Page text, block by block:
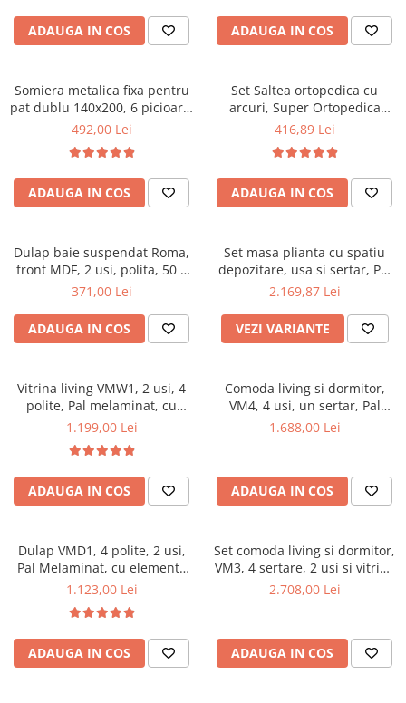
Set mese si scaune gradinita
Mobilier copii
Scaune birou pentru copii
Saltele patuturi copii
Seturi comode living si dormitor
ADAUGA IN COS
FDC2, tapiterie catifea, 90 kg,
bej
ADAUGA IN COS
Somiera metalica fixa pentru
pat dublu 140x200, 6 picioare,
32 lamele lemn fag, benzi
negru
492,00 Lei
ADAUGA IN COS
Set Saltea ortopedica cu
arcuri, Super Ortopedica
Sofia, 90x200x20cm, fermitate
Bonell, fata vara-iarna, sistem
aerisire cu butoni, Saltex plus
perna matlasata, antialergica,
50x70cm
416,89 Lei
ADAUGA IN COS
Dulap baie suspendat Roma,
front MDF, 2 usi, polita, 50 x
68 cm, alb
371,00 Lei
ADAUGA IN COS
Set masa plianta cu spatiu
depozitare, usa si sertar, Pal
Melaminat, 160x96x80 cm si 6
cu piele ecologica, nuc
2.169,87 Lei
VEZI VARIANTE
Vitrina living VMW1, 2 usi, 4
polite, Pal melaminat, cu
insertii MDF, Nuc
1.199,00 Lei
ADAUGA IN COS
Comoda living si dormitor,
VM4, 4 usi, un sertar, Pal
melaminat, cu insertii MDF,
1.688,00 Lei
ADAUGA IN COS
Dulap VMD1, 4 polite, 2 usi,
Pal Melaminat, cu elemente
din MDF, Nuc
1.123,00 Lei
ADAUGA IN COS
Set comoda living si dormitor,
VM3, 4 sertare, 2 usi si vitrina
suprapozabila VMN4, 2 usi, 2
2.708,00 Lei
ADAUGA IN COS